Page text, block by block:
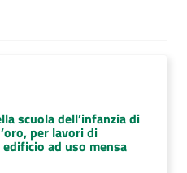
scuola dell’infanzia di
per lavori di
ad uso mensa